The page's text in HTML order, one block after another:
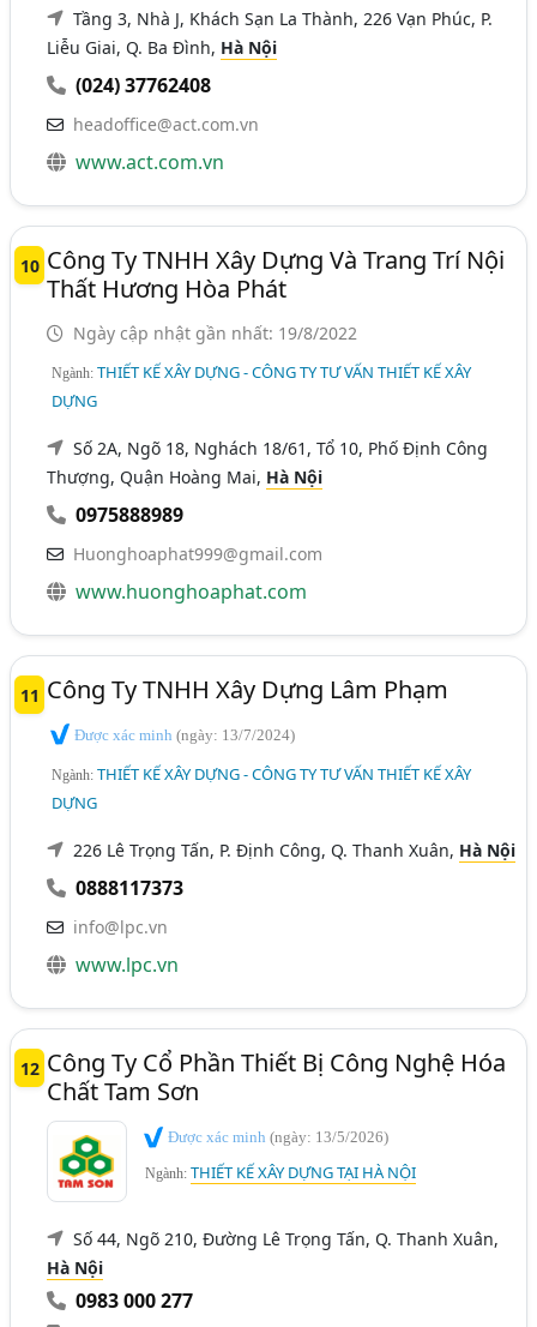
Tầng 3, Nhà J, Khách Sạn La Thành, 226 Vạn Phúc, P.
Liễu Giai, Q. Ba Đình, Hà Nội
(024) 37762408
headoffice@act.com.vn
www.act.com.vn
10 Công Ty TNHH Xây Dựng Và Trang Trí Nội
Thất Hương Hòa Phát
Ngày cập nhật gần nhất: 19/8/2022
Ngành:THIẾT KẾ XÂY DỰNG - CÔNG TY TƯ VẤN THIẾT KẾ XÂY
DỰNG
Số 2A, Ngõ 18, Nghách 18/61, Tổ 10, Phố Định Công
Thượng, Quận Hoàng Mai, Hà Nội
0975888989
Huonghoaphat999@gmail.com
www.huonghoaphat.com
11 Công Ty TNHH Xây Dựng Lâm Phạm
Được xác minh(ngày: 13/7/2024)
Ngành:THIẾT KẾ XÂY DỰNG - CÔNG TY TƯ VẤN THIẾT KẾ XÂY
DỰNG
226 Lê Trọng Tấn, P. Định Công, Q. Thanh Xuân, Hà Nội
0888117373
info@lpc.vn
www.lpc.vn
12 Công Ty Cổ Phần Thiết Bị Công Nghệ Hóa
Chất Tam Sơn
Được xác minh(ngày: 13/5/2026)
Ngành:THIẾT KẾ XÂY DỰNG TẠI HÀ NỘI
Số 44, Ngõ 210, Đường Lê Trọng Tấn, Q. Thanh Xuân,
Hà Nội
0983 000 277